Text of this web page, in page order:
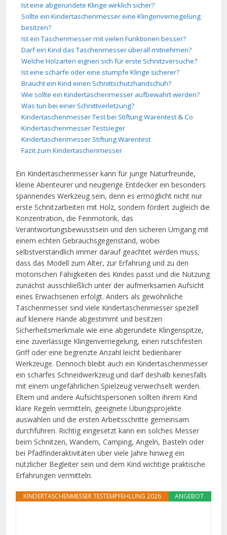
Ist eine abgerundete Klinge wirklich sicher?
Sollte ein Kindertaschenmesser eine Klingenverriegelung
besitzen?
Ist ein Taschenmesser mit vielen Funktionen besser?
Darf ein Kind das Taschenmesser überall mitnehmen?
Welche Holzarten eignen sich für erste Schnitzversuche?
Ist eine scharfe oder eine stumpfe Klinge sicherer?
Braucht ein Kind einen Schnittschutzhandschuh?
Wie sollte ein Kindertaschenmesser aufbewahrt werden?
Was tun bei einer Schnittverletzung?
Kindertaschenmesser Test bei Stiftung Warentest & Co
Kindertaschenmesser Testsieger
Kindertaschenmesser Stiftung Warentest
Fazit zum Kindertaschenmesser
Ein Kindertaschenmesser kann für junge Naturfreunde,
kleine Abenteurer und neugierige Entdecker ein besonders
spannendes Werkzeug sein, denn es ermöglicht nicht nur
erste Schnitzarbeiten mit Holz, sondern fördert zugleich die
Konzentration, die Feinmotorik, das
Verantwortungsbewusstsein und den sicheren Umgang mit
einem echten Gebrauchsgegenstand, wobei
selbstverständlich immer darauf geachtet werden muss,
dass das Modell zum Alter, zur Erfahrung und zu den
motorischen Fähigkeiten des Kindes passt und die Nutzung
zunächst ausschließlich unter der aufmerksamen Aufsicht
eines Erwachsenen erfolgt. Anders als gewöhnliche
Taschenmesser sind viele Kindertaschenmesser speziell
auf kleinere Hände abgestimmt und besitzen
Sicherheitsmerkmale wie eine abgerundete Klingenspitze,
eine zuverlässige Klingenverriegelung, einen rutschfesten
Griff oder eine begrenzte Anzahl leicht bedienbarer
Werkzeuge. Dennoch bleibt auch ein Kindertaschenmesser
ein scharfes Schneidwerkzeug und darf deshalb keinesfalls
mit einem ungefährlichen Spielzeug verwechselt werden.
Eltern und andere Aufsichtspersonen sollten ihrem Kind
klare Regeln vermitteln, geeignete Übungsprojekte
auswählen und die ersten Arbeitsschritte gemeinsam
durchführen. Richtig eingesetzt kann ein solches Messer
beim Schnitzen, Wandern, Camping, Angeln, Basteln oder
bei Pfadfinderaktivitäten über viele Jahre hinweg ein
nützlicher Begleiter sein und dem Kind wichtige praktische
Erfahrungen vermitteln.
ANGEBOT
KINDERTASCHENMESSER TESTEMPFEHLUNG 2026